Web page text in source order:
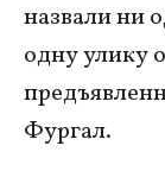
назвали ни
одну улику
Фургал.